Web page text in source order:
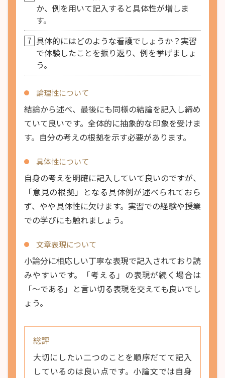
か、例を用いて記入すると具体性が増しま
す。
7 具体的にはどのような看護でしょうか？実習
で体験したことを振り返り、例を挙げましょ
う。
論理性について
結論から述べ、最後にも同様の結論を記入し締め
ていて良いです。全体的に抽象的な印象を受けま
す。自分の考えの根拠を示す必要があります。
具体性について
自身の考えを明確に記入していて良いのですが、
「意見の根拠」となる具体例が述べられておら
ず、やや具体性に欠けます。実習での経験や授業
での学びにも触れましょう。
文章表現について
小論分に相応しい丁寧な表現で記入されており読
みやすいです。「考える」の表現が続く場合は
「～である」と言い切る表現を交えても良いでし
ょう。
総評
大切にしたい二つのことを順序だてて記入
しているのは良い点です。小論文では自身